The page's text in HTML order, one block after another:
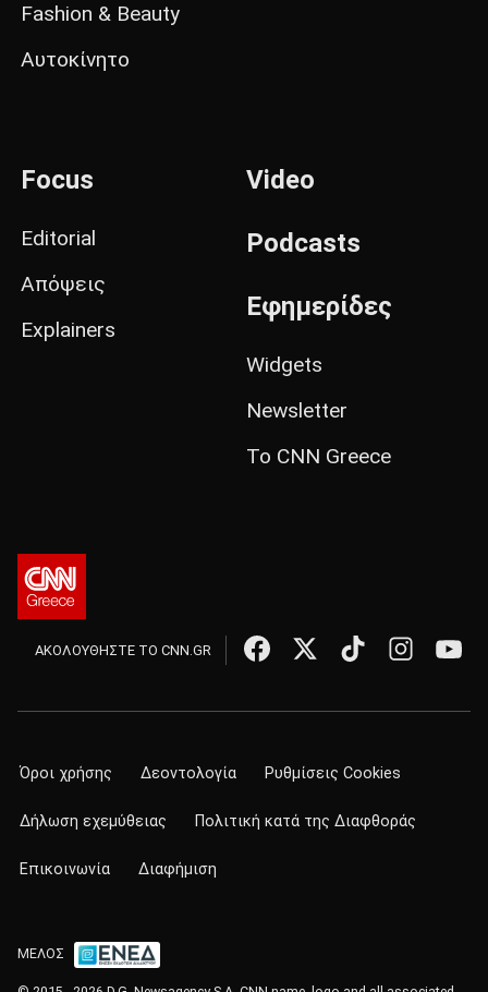
Fashion & Beauty
Αυτοκίνητο
Focus
Editorial
Απόψεις
Explainers
Video
Podcasts
Εφημερίδες
Widgets
Newsletter
Το CNN Greece
ΑΚΟΛΟΥΘΗΣΤΕ ΤΟ CNN.GR
Όροι χρήσης Δεοντολογία Ρυθμίσεις Cookies
Δήλωση εχεμύθειας Πολιτική κατά της Διαφθοράς
Επικοινωνία Διαφήμιση
ΜΕΛΟΣ